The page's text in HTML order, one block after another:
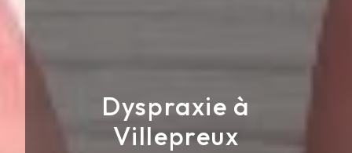
Dyspraxie à
Villepreux